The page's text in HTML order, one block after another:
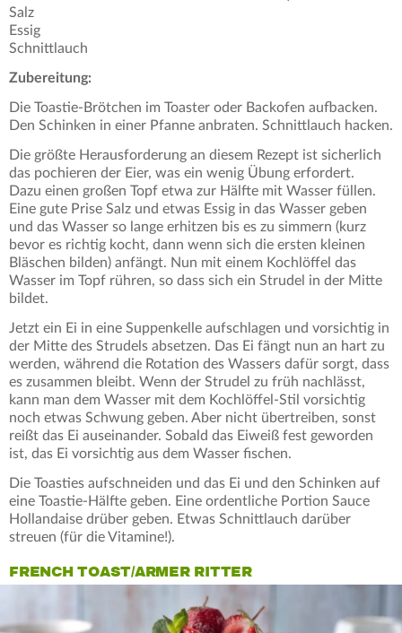
Salz
Essig
Schnittlauch
Zubereitung:
Die Toastie-Brötchen im Toaster oder Backofen aufbacken.
Den Schinken in einer Pfanne anbraten. Schnittlauch hacken.
Die größte Herausforderung an diesem Rezept ist sicherlich
das pochieren der Eier, was ein wenig Übung erfordert.
Dazu einen großen Topf etwa zur Hälfte mit Wasser füllen.
Eine gute Prise Salz und etwas Essig in das Wasser geben
und das Wasser so lange erhitzen bis es zu simmern (kurz
bevor es richtig kocht, dann wenn sich die ersten kleinen
Bläschen bilden) anfängt. Nun mit einem Kochlöffel das
Wasser im Topf rühren, so dass sich ein Strudel in der Mitte
bildet.
Jetzt ein Ei in eine Suppenkelle aufschlagen und vorsichtig in
der Mitte des Strudels absetzen. Das Ei fängt nun an hart zu
werden, während die Rotation des Wassers dafür sorgt, dass
es zusammen bleibt. Wenn der Strudel zu früh nachlässt,
kann man dem Wasser mit dem Kochlöffel-Stil vorsichtig
noch etwas Schwung geben. Aber nicht übertreiben, sonst
reißt das Ei auseinander. Sobald das Eiweiß fest geworden
ist, das Ei vorsichtig aus dem Wasser fischen.
Die Toasties aufschneiden und das Ei und den Schinken auf
eine Toastie-Hälfte geben. Eine ordentliche Portion Sauce
Hollandaise drüber geben. Etwas Schnittlauch darüber
streuen (für die Vitamine!).
FRENCH TOAST/ARMER RITTER